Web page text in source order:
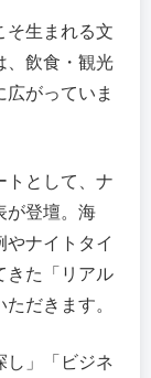
そ生まれる文
、飲食・観光
がっていま
トとして、ナ
が登壇。海
ナイトタイ
きた「リアル
だきます。
し」「ビジネ